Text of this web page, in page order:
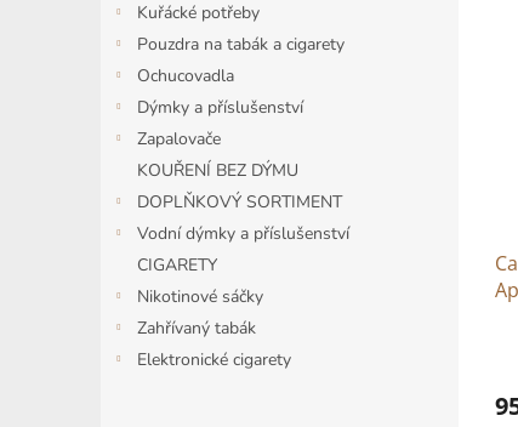
Kuřácké potřeby
Pouzdra na tabák a cigarety
Ochucovadla
Dýmky a příslušenství
Zapalovače
KOUŘENÍ BEZ DÝMU
DOPLŇKOVÝ SORTIMENT
Vodní dýmky a příslušenství
CIGARETY
Nikotinové sáčky
Zahřívaný tabák
Elektronické cigarety